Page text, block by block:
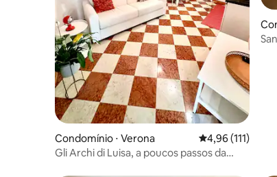
Condomínio ⋅ Verona 4,96 de uma
4,96 (111)
Gli Archi di Luisa, a poucos passos da